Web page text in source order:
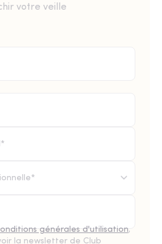
votre veille
générales d'utilisation,
la newsletter de Club